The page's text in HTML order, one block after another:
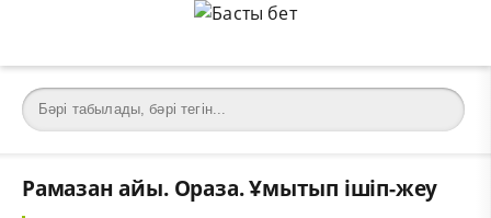
Рамазан айы. Ораза. Ұмытып ішіп-жеу